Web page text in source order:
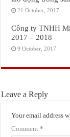
21 October, 2017
Công ty TNHH
2017 – 2018
9 October, 2017
Leave a Reply
Your email address
Comment*